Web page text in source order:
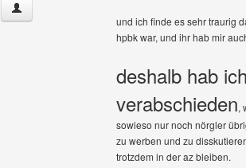
carlcoxx Benutzer-Profile anzeigen
und ich finde es sehr traurig
hpbk war, und ihr hab mir
deshalb hab
verabschieden,
sowieso nur noch nörgler
zu werben und zu
trotzdem in der az bleiben.